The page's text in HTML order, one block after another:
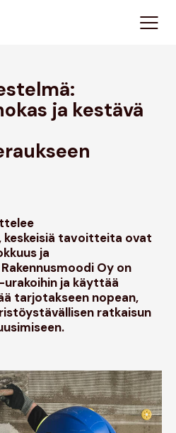
ja kestävä
keskeisiä tavoitteita ovat
ja
Oy on
ja käyttää
tarjotakseen nopean,
ratkaisun